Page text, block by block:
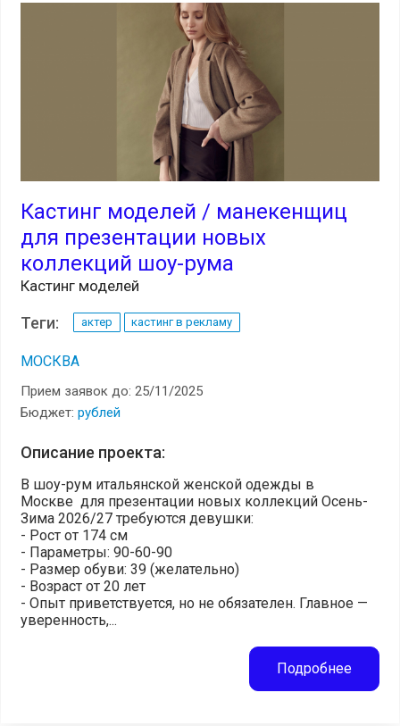
Кастинг моделей / манекенщиц
для презентации новых
коллекций шоу-рума
Кастинг моделей
Теги: актер кастинг в рекламу
МОСКВА
Прием заявок до: 25/11/2025
Бюджет: рублей
Описание проекта:
В шоу-рум итальянской женской одежды в
Москве для презентации новых коллекций Осень-
Зима 2026/27 требуются девушки:
- Рост от 174 см
- Параметры: 90-60-90
- Размер обуви: 39 (желательно)
- Возраст от 20 лет
- Опыт приветствуется, но не обязателен. Главное —
уверенность,...
Подробнее